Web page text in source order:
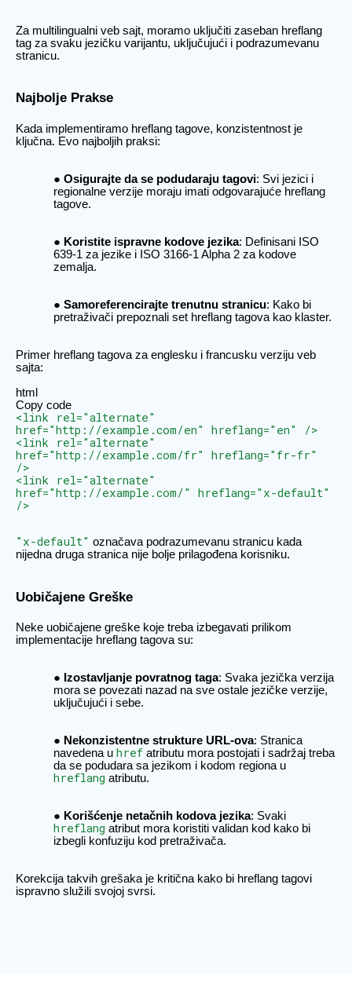
Za multilingualni veb sajt, moramo uključiti zaseban hreflang
tag za svaku jezičku varijantu, uključujući i podrazumevanu
stranicu.
Najbolje Prakse
Kada implementiramo hreflang tagove, konzistentnost je
ključna. Evo najboljih praksi:
Osigurajte da se podudaraju tagovi: Svi jezici i
regionalne verzije moraju imati odgovarajuće hreflang
tagove.
Koristite ispravne kodove jezika: Definisani ISO
639-1 za jezike i ISO 3166-1 Alpha 2 za kodove
zemalja.
Samoreferencirajte trenutnu stranicu: Kako bi
pretraživači prepoznali set hreflang tagova kao klaster.
Primer hreflang tagova za englesku i francusku verziju veb
sajta:
html
Copy code
<link rel="alternate"
href="http://example.com/en" hreflang="en" />
<link rel="alternate"
href="http://example.com/fr" hreflang="fr-fr"
/>
<link rel="alternate"
href="http://example.com/" hreflang="x-default"
/>
"x-default" označava podrazumevanu stranicu kada
nijedna druga stranica nije bolje prilagođena korisniku.
Uobičajene Greške
Neke uobičajene greške koje treba izbegavati prilikom
implementacije hreflang tagova su:
Izostavljanje povratnog taga: Svaka jezička verzija
mora se povezati nazad na sve ostale jezičke verzije,
uključujući i sebe.
Nekonzistentne strukture URL-ova: Stranica
navedena u href atributu mora postojati i sadržaj treba
da se podudara sa jezikom i kodom regiona u
hreflang atributu.
Korišćenje netačnih kodova jezika: Svaki
hreflang atribut mora koristiti validan kod kako bi
izbegli konfuziju kod pretraživača.
Korekcija takvih grešaka je kritična kako bi hreflang tagovi
ispravno služili svojoj svrsi.